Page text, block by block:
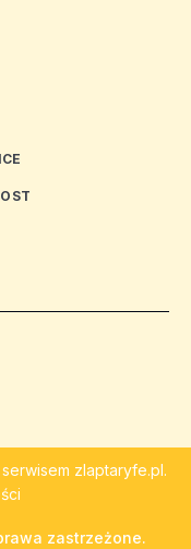
zlaptaryfe.pl.
zastrzeżone.